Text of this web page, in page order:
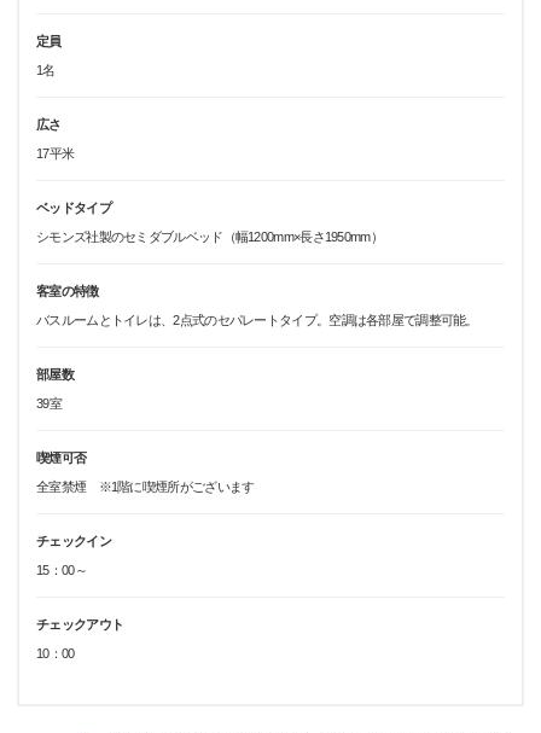
定員
1名
広さ
17平米
ベッドタイプ
シモンズ社製のセミダブルベッド（幅1200mm×長さ1950mm）
客室の特徴
バスルームとトイレは、2点式のセパレートタイプ。空調は各部屋で調整可能。
部屋数
39室
喫煙可否
全室禁煙 ※1階に喫煙所がございます
チェックイン
15：00～
チェックアウト
10：00